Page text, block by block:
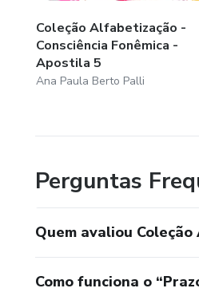
Coleção Alfabetização -
Consciência Fonêmica -
Apostila 5
Ana Paula Berto Palli
Perguntas
Quem avaliou
Como funciona o